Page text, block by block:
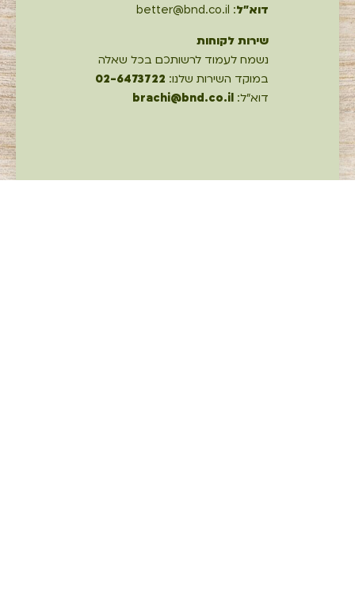
דוא"ל: better@bnd.co.il
שירות לקוחות
נשמח לעמוד לרשותכם בכל שאלה
במוקד השירות שלנו:
דוא"ל: brachi@bnd.co.il